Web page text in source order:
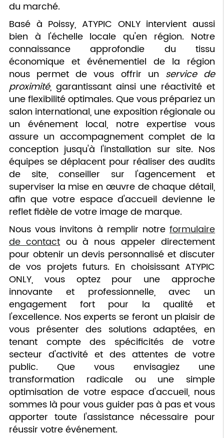
du marché.
Basé à Poissy, ATYPIC ONLY intervient aussi
bien à l'échelle locale qu'en région. Notre
connaissance approfondie du tissu
économique et événementiel de la région
nous permet de vous offrir un service de
proximité, garantissant ainsi une réactivité et
une flexibilité optimales. Que vous prépariez un
salon international, une exposition régionale ou
un événement local, notre expertise vous
assure un accompagnement complet de la
conception jusqu'à l'installation sur site. Nos
équipes se déplacent pour réaliser des audits
de site, conseiller sur l'agencement et
superviser la mise en œuvre de chaque détail,
afin que votre espace d'accueil devienne le
reflet fidèle de votre image de marque.
Nous vous invitons à remplir notreformulaire
de contactou à nous appeler directement
pour obtenir un devis personnalisé et discuter
de vos projets futurs. En choisissant ATYPIC
ONLY, vous optez pour une approche
innovante et professionnelle, avec un
engagement fort pour la qualité et
l'excellence. Nos experts se feront un plaisir de
vous présenter des solutions adaptées, en
tenant compte des spécificités de votre
secteur d'activité et des attentes de votre
public. Que vous envisagiez une
transformation radicale ou une simple
optimisation de votre espace d'accueil, nous
sommes là pour vous guider pas à pas et vous
apporter toute l'assistance nécessaire pour
réussir votre événement.